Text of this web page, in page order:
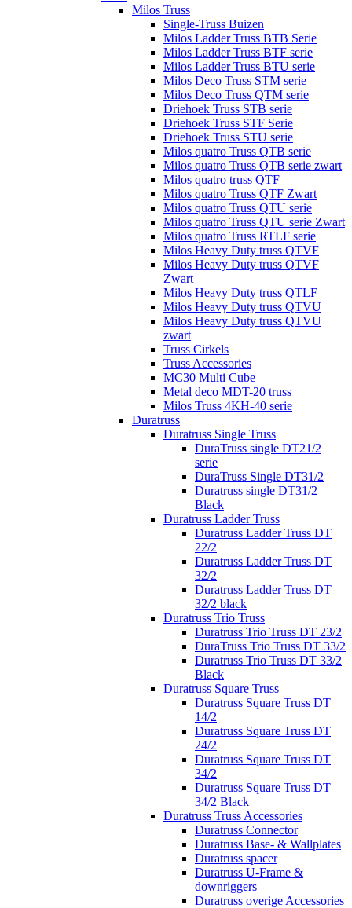
Milos Truss
Single-Truss Buizen
Milos Ladder Truss BTB Serie
Milos Ladder Truss BTF serie
Milos Ladder Truss BTU serie
Milos Deco Truss STM serie
Milos Deco Truss QTM serie
Driehoek Truss STB serie
Driehoek Truss STF Serie
Driehoek Truss STU serie
Milos quatro Truss QTB serie
Milos quatro Truss QTB serie zwart
Milos quatro truss QTF
Milos quatro Truss QTF Zwart
Milos quatro Truss QTU serie
Milos quatro Truss QTU serie Zwart
Milos quatro Truss RTLF serie
Milos Heavy Duty truss QTVF
Milos Heavy Duty truss QTVF
Zwart
Milos Heavy Duty truss QTLF
Milos Heavy Duty truss QTVU
Milos Heavy Duty truss QTVU
zwart
Truss Cirkels
Truss Accessories
MC30 Multi Cube
Metal deco MDT-20 truss
Milos Truss 4KH-40 serie
Duratruss
Duratruss Single Truss
DuraTruss single DT21/2
serie
DuraTruss Single DT31/2
Duratruss single DT31/2
Black
Duratruss Ladder Truss
Duratruss Ladder Truss DT
22/2
Duratruss Ladder Truss DT
32/2
Duratruss Ladder Truss DT
32/2 black
Duratruss Trio Truss
Duratruss Trio Truss DT 23/2
DuraTruss Trio Truss DT 33/2
Duratruss Trio Truss DT 33/2
Black
Duratruss Square Truss
Duratruss Square Truss DT
14/2
Duratruss Square Truss DT
24/2
Duratruss Square Truss DT
34/2
Duratruss Square Truss DT
34/2 Black
Duratruss Truss Accessories
Duratruss Connector
Duratruss Base- & Wallplates
Duratruss spacer
Duratruss U-Frame &
downriggers
Duratruss overige Accessories